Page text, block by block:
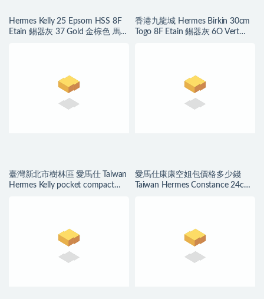
Hermes Kelly 25 Epsom HSS 8F
Etain 錫器灰 37 Gold 金棕色 馬蹄
香港九龍城 Hermes Birkin 30cm
Togo 8F Etain 錫器灰 6O Vert
臺灣新北市樹林區 愛馬仕 Taiwan
Hermes Kelly pocket compact
愛馬仕康康空姐包價格多少錢
Taiwan Hermes Constance 24cm